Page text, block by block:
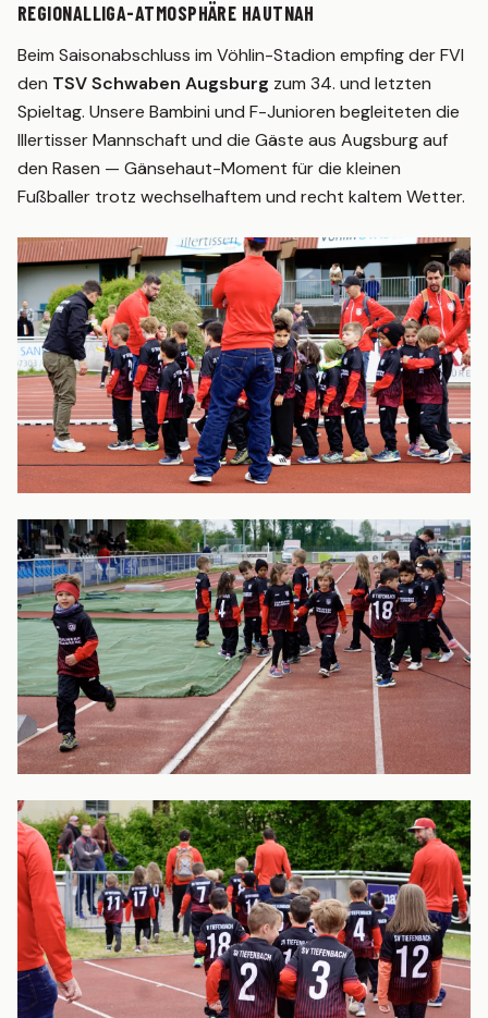
TEAMSHOP
REGIONALLIGA-ATMOSPHÄRE HAUTNAH
Beim Saisonabschluss im Vöhlin-Stadion empfing der FVI
den TSV Schwaben Augsburg zum 34. und letzten
Spieltag. Unsere Bambini und F-Junioren begleiteten die
Illertisser Mannschaft und die Gäste aus Augsburg auf
den Rasen — Gänsehaut-Moment für die kleinen
Fußballer trotz wechselhaftem und recht kaltem Wetter.